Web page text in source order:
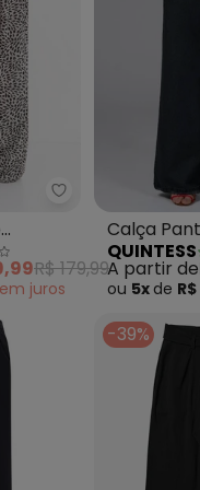
Quintess -
R$ 179,99
juros
Calça
Bolsos
QUINTESS
A partir de
ou 5x de
-39%